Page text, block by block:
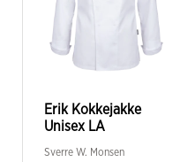
Erik Kokkejakke
Unisex LA
Sverre W. Monsen